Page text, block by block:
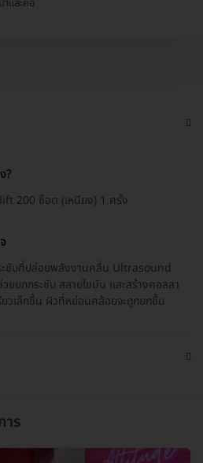
?
200 ช็อต (เหนียง) 1 ครั้ง
ชับที่ปล่อยพลังงานคลื่น Ultrasound
ยยกกระชับ สลายไขมัน และสร้างคอลลา
ยวเล็กขึ้น ผิวที่หย่อนคล้อยจะถูกยกขึ้น
ร